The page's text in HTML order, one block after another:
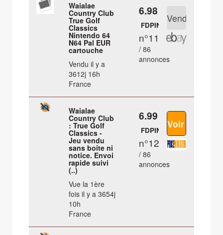
Waialae
Country Club
True Golf
Classics
Nintendo 64
N64 Pal EUR
cartouche
Vendu il y a
3612j 16h
France
6.98 €
FDPIN
n°11
/ 86
annonces
Waialae
Country Club
: True Golf
Classics -
Jeu vendu
sans boite ni
notice. Envoi
rapide suivi
(..)
Vue la 1ère
fois il y a 3654j
10h
France
6.99 €
FDPIN
n°12
/ 86
annonces